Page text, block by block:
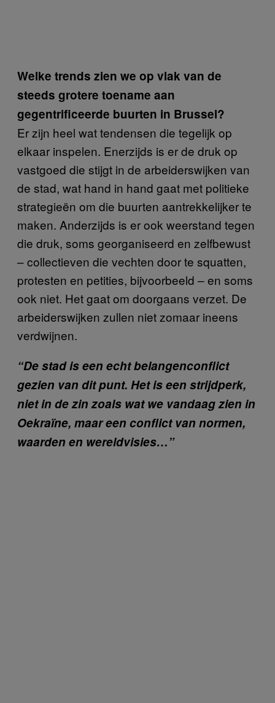
Welke trends zien we op vlak van de
steeds grotere toename aan
gegentrificeerde buurten in Brussel?
Er zijn heel wat tendensen die tegelijk op
elkaar inspelen. Enerzijds is er de druk op
vastgoed die stijgt in de arbeiderswijken van
de stad, wat hand in hand gaat met politieke
strategieën om die buurten aantrekkelijker te
maken. Anderzijds is er ook weerstand tegen
die druk, soms georganiseerd en zelfbewust
– collectieven die vechten door te squatten,
protesten en petities, bijvoorbeeld – en soms
ook niet. Het gaat om doorgaans verzet. De
arbeiderswijken zullen niet zomaar ineens
verdwijnen.
“De stad is een echt belangenconflict
gezien van dit punt. Het is een strijdperk,
niet in de zin zoals wat we vandaag zien in
Oekraïne, maar een conflict van normen,
waarden en wereldvisies…”